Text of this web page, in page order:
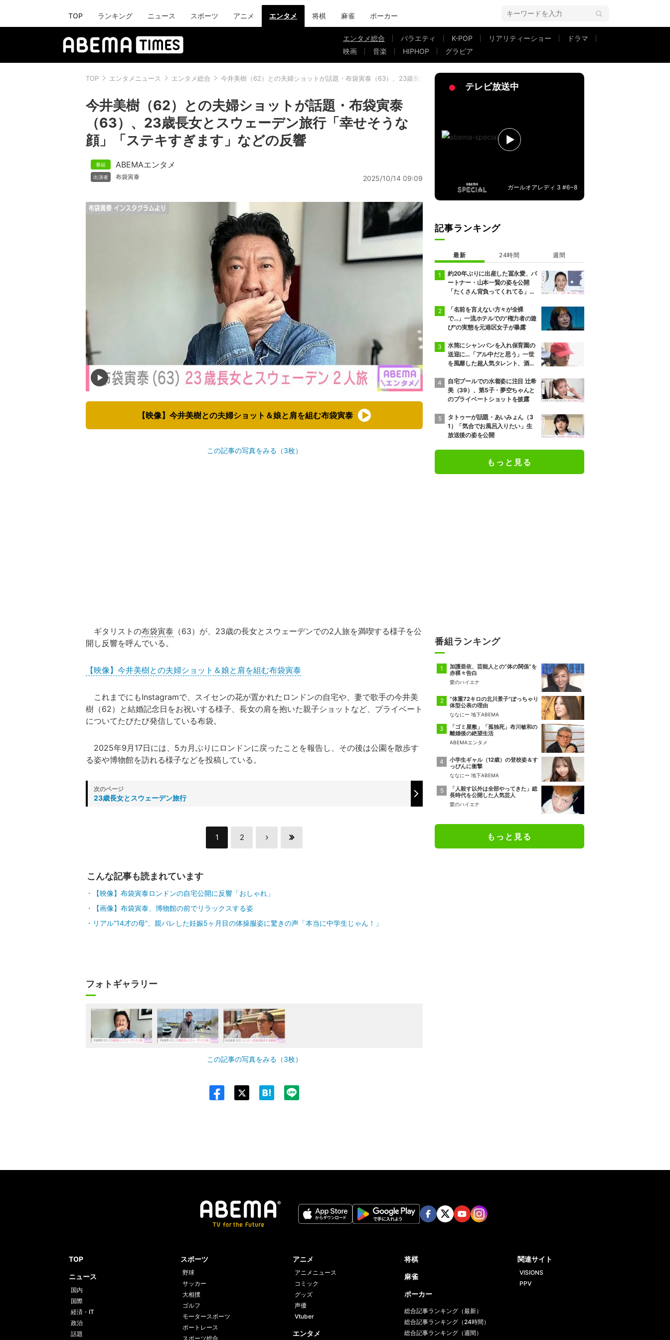
TOP ランキング ニュース スポーツ アニメ エンタメ 将棋 麻雀 ポーカー
エンタメ総合 バラエティ K-POP リアリティーショー
ドラマ
映画
音楽 HIPHOP グラビア
TOP エンタメニュース エンタメ総合 今井美樹（62）との夫婦ショットが話題・布袋寅泰（63）、23歳長女とスウェーデン旅行「幸せそうな顔」「ステキすぎます」などの反響
今井美樹（62）との夫婦ショットが話題・布袋寅泰
（63）、23歳長女とスウェーデン旅行「幸せそうな
顔」「ステキすぎます」などの反響
ABEMAエンタメ
布袋寅泰 2025/10/14 09:09
【映像】今井美樹との夫婦ショット＆娘と肩を組む布袋寅泰
この記事の写真をみる（3枚）
ギタリストの布袋寅泰 （63）が、23歳の長女とスウェーデンでの2人旅を満喫する様子を公
開し反響を呼んでいる。
【映像】今井美樹との夫婦ショット＆娘と肩を組む布袋寅泰
これまでにもInstagramで、スイセンの花が置かれたロンドンの自宅や、妻で歌手の今井美
樹（62）と結婚記念日をお祝いする様子、長女の肩を抱いた親子ショットなど、プライベート
についてたびたび発信している布袋。
2025年9月17日には、5カ月ぶりにロンドンに戻ったことを報告し、その後は公園を散歩す
る姿や博物館を訪れる様子などを投稿している。
23歳長女とスウェーデン旅行
1 2
こんな記事も読まれています
【映像】布袋寅泰ロンドンの自宅公開に反響「おしゃれ」
【画像】布袋寅泰、博物館の前でリラックスする姿
リアル“14才の母”、親バレした妊娠5ヶ月目の体操服姿に驚きの声「本当に中学生じゃん！」
フォトギャラリー
この記事の写真をみる（3枚）
テレビ放送中
ガールオアレディ 3 #6~8
記事ランキング
最新 24時間 週間
約20年ぶりに出産した冨永愛、パ
ートナー・山本一賢の姿を公開
「たくさん背負ってくれてる」感
「名前を言えない方々が全裸
で…」一流ホテルでの"権力者の遊
び"の実態を元港区女子が暴露
水筒にシャンパンを入れ保育園の
送迎に…「アル中だと思う」一世
を風靡した超人気タレント、酒漬
自宅プールでの水着姿に注目 辻希
美（39）、第5子・夢空ちゃんと
のプライベートショットを披露
タトゥーが話題・あいみょん（3
1）「気合でお風呂入りたい」生
放送後の姿を公開
もっと見る
番組ランキング
加護亜依、芸能人との“体の関係”を
赤裸々告白
愛のハイエナ
“体重72キロの北川景子”ぽっちゃり
体型公表の理由
ななにー 地下ABEMA
「ゴミ屋敷」「孤独死」布川敏和の
離婚後の絶望生活
ABEMAエンタメ
小学生ギャル（12歳）の登校姿＆す
っぴんに衝撃
ななにー 地下ABEMA
「人殺す以外は全部やってきた」総
長時代を公開した人気芸人
愛のハイエナ
もっと見る
TOP
ニュース
国内
国際
経済・IT
政治
話題
スポーツ
野球
サッカー
大相撲
ゴルフ
モータースポーツ
ボートレース
スポーツ総合
アニメ
アニメニュース
コミック
グッズ
声優
Vtuber
エンタメ
将棋
麻雀
ポーカー
総合記事ランキング（最新）
総合記事ランキング（24時間）
総合記事ランキング（週間）
関連サイト
VISIONS
PPV